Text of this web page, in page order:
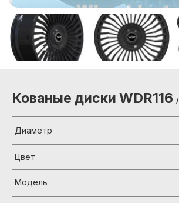
Кованые диски WDR116 /
Диаметр
Цвет
Модель